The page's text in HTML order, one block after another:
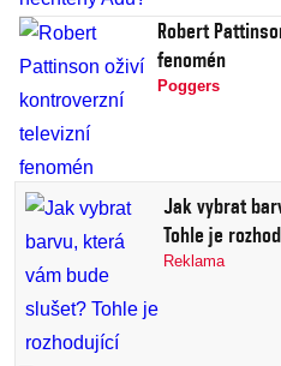
Robert
fenomén
Poggers
Jak vybrat
Tohle je
Reklama